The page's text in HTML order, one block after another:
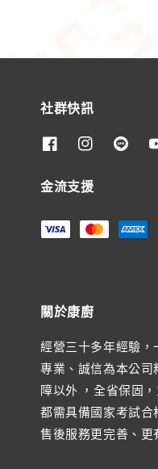
社群快訊
金流支援
關於康廚
經營三十多年經驗，
專業、誠信為本公
障以外 ，全省保固
都需具備國家考試
售後服務更完善、更